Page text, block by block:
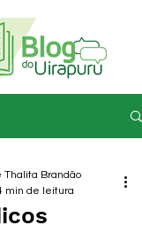
Thalita Brandão
min de leitura